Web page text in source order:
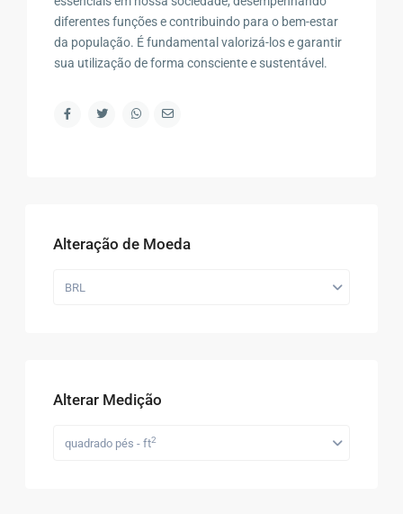
diferentes funções e contribuindo para o bem-estar
da população. É fundamental valorizá-los e garantir
sua utilização de forma consciente e sustentável.
Alteração de Moeda
BRL
Alterar Medição
quadrado pés - ft2